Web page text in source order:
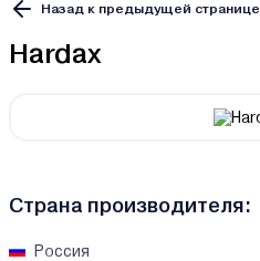
Назад к предыдущей странице
Hardax
Страна производителя:
Россия